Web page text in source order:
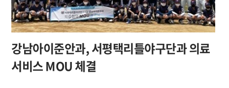
강남아이준안과, 서평택리틀야구단과 의료
서비스 MOU 체결